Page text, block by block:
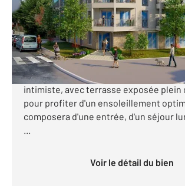
Appartement F2 à vendre
230 000 €
Découvrez ce superbe appartement 2
au 3ème et dernier étage d'une future
intimiste, avec terrasse exposée plein
pour profiter d'un ensoleillement
composera d'une entrée, d'un séjour
...
Voir le détail du bien